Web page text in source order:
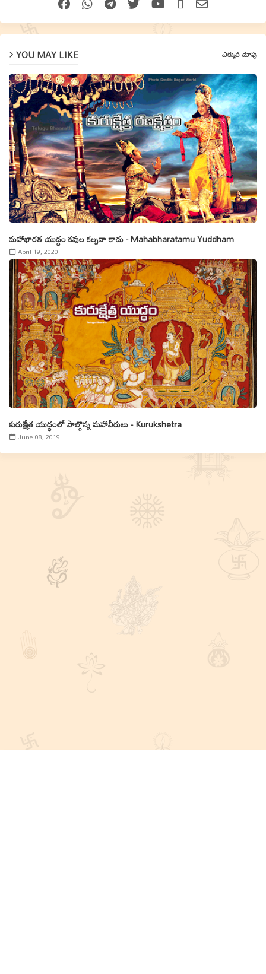
YOU MAY LIKE ఎక్కువ చూపు
మహాభారత యుద్ధం కవుల కల్పనా కాదు - Mahabharatamu Yuddham
April 19, 2020
కురుక్షేత్ర యుద్ధంలో పాల్గొన్న మహావీరులు - Kurukshetra
June 08, 2019